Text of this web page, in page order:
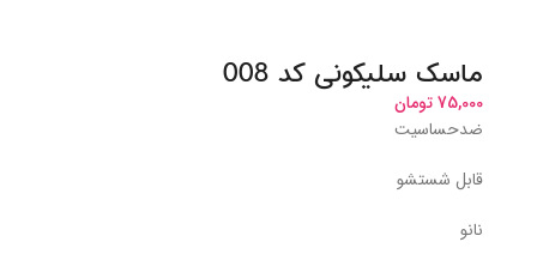
ماسک سلیکونی کد 008
75,000تومان
ضدحساسیت
قابل شستشو
نانو